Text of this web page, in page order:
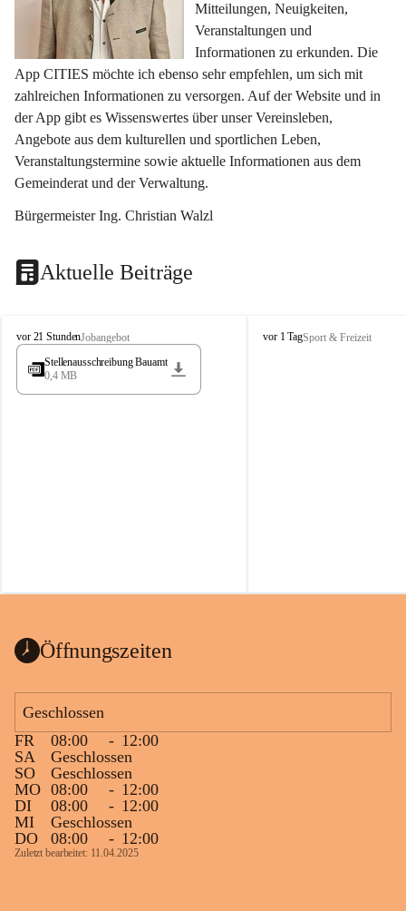
Mitteilungen, Neuigkeiten,
Veranstaltungen und
Informationen zu erkunden. Die
App CITIES möchte ich ebenso sehr empfehlen, um sich mit
zahlreichen Informationen zu versorgen. Auf der Website und in
der App gibt es Wissenswertes über unser Vereinsleben,
Angebote aus dem kulturellen und sportlichen Leben,
Veranstaltungstermine sowie aktuelle Informationen aus dem
Gemeinderat und der Verwaltung.
Bürgermeister Ing. Christian Walzl
Aktuelle Beiträge
S
t
s
vor 21 StundenJobangebot
Stellenausschreibung Bauamt
0,4 MB
S
vor 1 TagSport & Freizeit
Öffnungszeiten
Geschlossen
FR
08:00 - 12:00
SA
Geschlossen
SO
Geschlossen
MO 08:00 - 12:00
DI
08:00 - 12:00
MI
Geschlossen
DO
08:00 - 12:00
Zuletzt bearbeitet: 11.04.2025